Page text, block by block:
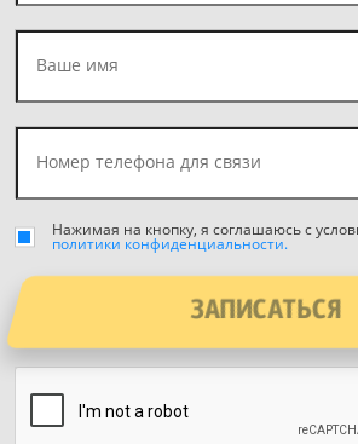
Нажимая на кнопку, я соглашаюсь с
политики конфиденциальности.
ЗАПИСАТЬСЯ